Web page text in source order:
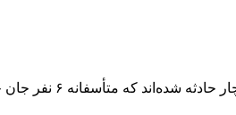
رئیس اورژانس کشور همچنین به آمار